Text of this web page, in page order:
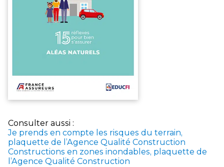
Consulter aussi :
Je prends en compte les risques du terrain,
plaquette de l’Agence Qualité Construction
Constructions en zones inondables, plaquette de
l’Agence Qualité Construction